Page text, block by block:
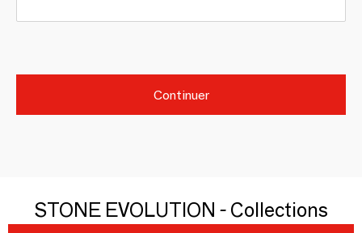
Continuer
STONE EVOLUTION - Collections